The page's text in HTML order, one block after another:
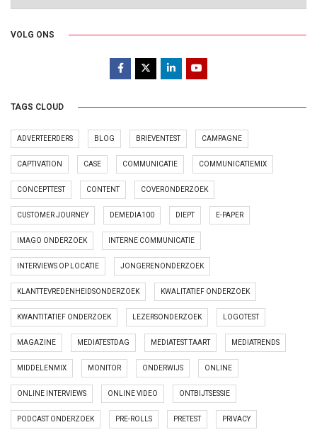
VOLG ONS
TAGS CLOUD
ADVERTEERDERS BLOG BRIEVENTEST CAMPAGNE
CAPTIVATION CASE COMMUNICATIE COMMUNICATIEMIX
CONCEPTTEST CONTENT COVERONDERZOEK
CUSTOMER JOURNEY DEMEDIA100 DIEPT E-PAPER
IMAGO ONDERZOEK INTERNE COMMUNICATIE
INTERVIEWS OP LOCATIE JONGERENONDERZOEK
KLANTTEVREDENHEIDSONDERZOEK KWALITATIEF ONDERZOEK
KWANTITATIEF ONDERZOEK LEZERSONDERZOEK LOGOTEST
MAGAZINE MEDIATESTDAG MEDIATEST TAART MEDIATRENDS
MIDDELENMIX MONITOR ONDERWIJS ONLINE
ONLINE INTERVIEWS ONLINE VIDEO ONTBIJTSESSIE
PODCAST ONDERZOEK PRE-ROLLS PRETEST PRIVACY